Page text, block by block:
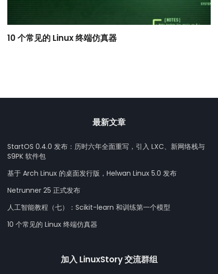
10 个常见的 Linux 终端仿真器
最新文章
StartOS 0.4.0 发布：历时六年全面重写，引入 LXC、新网络栈与
S9PK 软件包
基于 Arch Linux 的桌面发行版，Helwan Linux 5.0 发布
Netrunner 25 正式发布
人工智能教程（七）：Scikit-learn 和训练第一个模型
10 个常见的 Linux 终端仿真器
加入 LinuxStory 交流群组